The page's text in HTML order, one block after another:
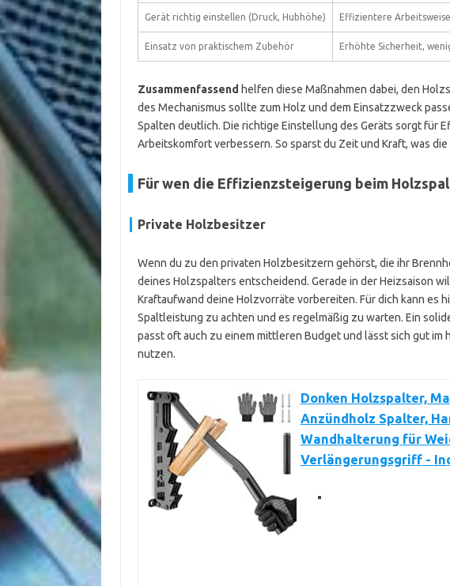
Gerät richtig einstellen (Druck, Hubhöhe) Effizientere
Einsatz von praktischem Zubehör Erhöhte Sicherheit,
Zusammenfassend helfen diese Maßnahmen dabei, den
des Mechanismus sollte zum Holz und dem Einsatzzweck
Spalten deutlich. Die richtige Einstellung des Geräts sorgt für
Arbeitskomfort verbessern. So sparst du Zeit und Kraft, was
Für wen die Effizienzsteigerung beim
Private Holzbesitzer
Wenn du zu den privaten Holzbesitzern gehörst, die ihr
deines Holzspalters entscheidend. Gerade in der Heizsaison
Kraftaufwand deine Holzvorräte vorbereiten. Für dich kann es
Spaltleistung zu achten und es regelmäßig zu warten. Ein
passt oft auch zu einem mittleren Budget und lässt sich gut im
nutzen.
Donken Holzspalter,
Anzündholz Spalter,
Wandhalterung für
Verlängerungsgriff -